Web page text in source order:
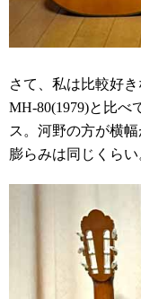
さて、私は比較好
MH-80(1979)と比べ
ス。河野の方が横
膨らみは同じくら